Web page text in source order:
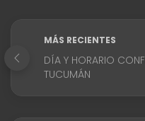
MÁS RECIENTES
DÍA Y HORARIO
TUCUMÁN